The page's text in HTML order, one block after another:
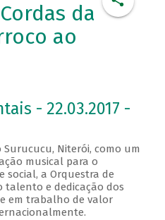
da
ao
- 22.03.2017 -
Surucucu, Niterói, como um
musical para o
social, a Orquestra de
talento e dedicação dos
em trabalho de valor